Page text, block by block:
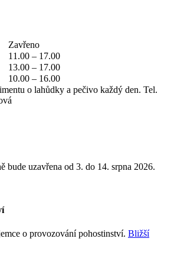
Zavřeno
11.00 – 17.00
13.00 – 17.00
10.00 – 16.00
o lahůdky a pečivo každý den. Tel.
bude uzavřena od 3. do 14. srpna 2026.
o provozování pohostinství. Bližší